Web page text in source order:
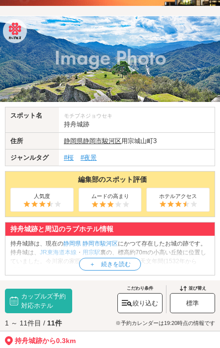
スポット名 モチブネジョウセキ
持舟城跡
住所 静岡県静岡市駿河区用宗城山町3
ジャンルタグ #桜 #夜景
編集部のスポット評価
人気度 ムードの高まり ホテルアクセス
持舟城跡と周辺のラブホテル情報
持舟城跡は、現在の静岡県 静岡市駿河区にかつて存在したお城の跡です。
持舟城は、 JR東海道本線 ・ 用宗駅裏の、標高約70mの小高い丘陵に位置し
ていました。今川家の家臣・一宮元実公によって天文年間(1532年から
1555年)に築城され、今川義元公の妹婿・関口親永公らが城主を勤めまし
城。現在は通過する東海道新幹線
と、富士山を同時に臨むビュースポット
として人気です。本丸跡までは上り坂が続くので、歩きやすい服装で出か
けることをおすすめします。
持舟城跡へは、用宗・広野海岸公園エリアのラブホテルからもアクセスが
便利です。
カップルズ予約
対応ホテル
こだわり条件
絞り込む
並び替え
標準
1 ～ 11件目 / 11件 ※予約カレンダーは19:20時点の情報です
持舟城跡から0.3km